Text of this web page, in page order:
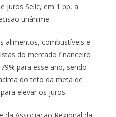
juros Selic, em 1 pp, a
unânime.
alimentos, combustíveis e
do mercado financeiro
para esse ano, sendo
do teto da meta de
elevar os juros.